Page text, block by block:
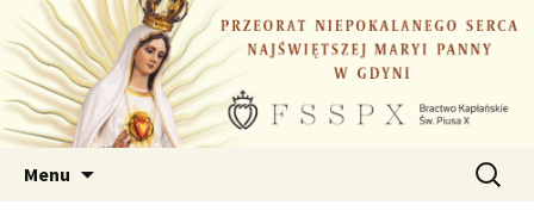
Przejdź
do
treści
Menu Szukaj: